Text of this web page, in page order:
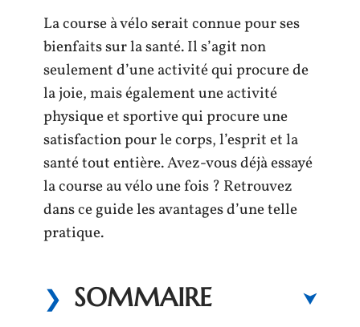
La course à vélo serait connue pour ses
bienfaits sur la santé. Il s’agit non
seulement d’une activité qui procure de
la joie, mais également une activité
physique et sportive qui procure une
satisfaction pour le corps, l’esprit et la
santé tout entière. Avez-vous déjà essayé
la course au vélo une fois ? Retrouvez
dans ce guide les avantages d’une telle
pratique.
SOMMAIRE